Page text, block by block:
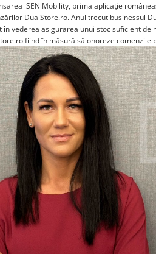
iSEN Mobility, prima aplicaţie
DualStore.ro. Anul trecut businessul
în vederea asigurarea unui stoc suficient
fiind în măsură să onoreze